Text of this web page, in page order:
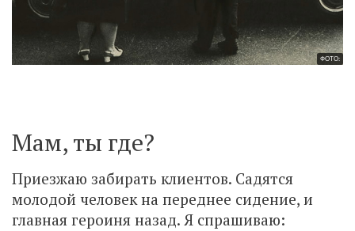
ФОТО:
Мам, ты где?
Приезжаю забирать клиентов. Садятся
молодой человек на переднее сидение, и
главная героиня назад. Я спрашиваю: